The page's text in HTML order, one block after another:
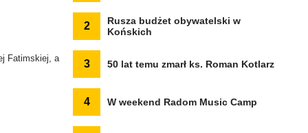
Fatimskiej, a
2
Rusza budżet obywatelski w
Końskich
3 50 lat temu zmarł ks. Roman Kotlarz
4 W weekend Radom Music Camp